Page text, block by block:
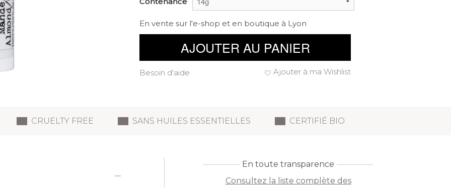
En vente sur l'e-shop et en boutique à Lyon
AJOUTER AU PANIER
Ajouter à ma Wishlist
Besoin d'aide
CRUELTY FREE SANS HUILES ESSENTIELLES CERTIFIÉ BIO
En toute transparence
Consultez la liste complète des